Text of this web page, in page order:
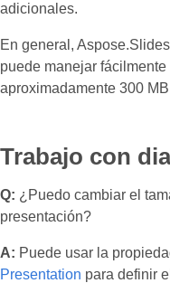
adicionales.
En general,
puede manejar
aproximadamente 300
Trabajo con
Q: ¿Puedo cambiar el
presentación?
A: Puede usar la
Presentation para definir